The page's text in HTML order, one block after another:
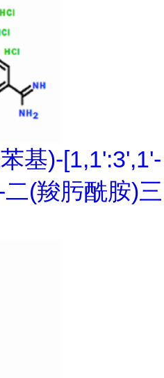
基)-[1,1':3',1'-
(羧肟酰胺)三